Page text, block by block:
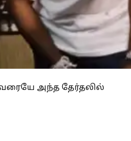
அந்த தேர்தலில்